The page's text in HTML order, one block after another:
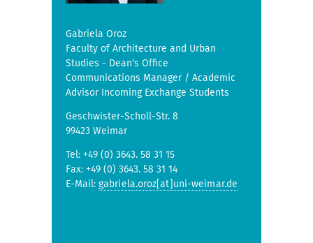
Gabriela Oroz
Faculty of Architecture and Urban
Studies - Dean's Office
Communications Manager / Academic
Advisor Incoming Exchange Students
Geschwister-Scholl-Str. 8
99423 Weimar
Tel: +49 (0) 3643. 58 31 15
Fax: +49 (0) 3643. 58 31 14
E-Mail: gabriela.oroz[at]uni-weimar.de